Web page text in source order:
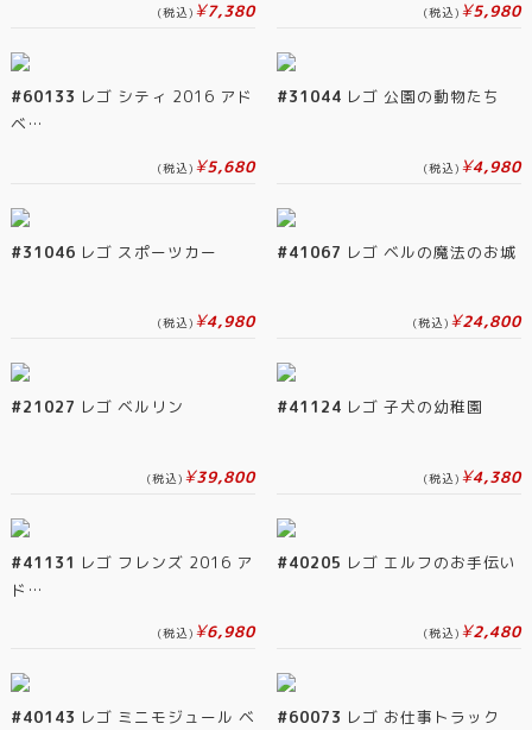
(税込) ¥7,380 (税込) ¥5,980
#60133 レゴ シティ 2016 アド
ベ…
(税込) ¥5,680
#31044 レゴ 公園の動物たち
(税込) ¥4,980
#31046 レゴ スポーツカー
(税込) ¥4,980
#41067 レゴ ベルの魔法のお城
(税込) ¥24,800
#21027 レゴ ベルリン
(税込) ¥39,800
#41124 レゴ 子犬の幼稚園
(税込) ¥4,380
#41131 レゴ フレンズ 2016 ア
ド…
(税込) ¥6,980
#40205 レゴ エルフのお手伝い
(税込) ¥2,480
#40143 レゴ ミニモジュール ベ
#60073 レゴ お仕事トラック